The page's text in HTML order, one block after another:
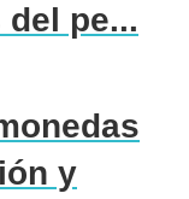
pe...
y